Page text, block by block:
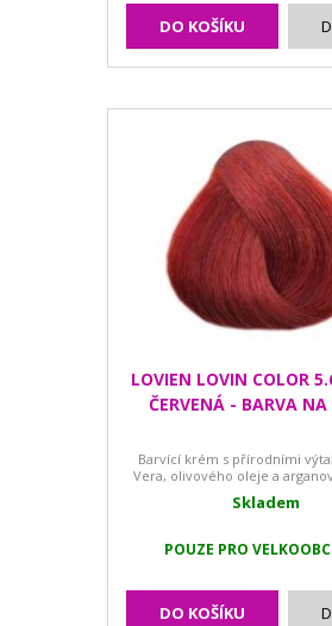
DO KOŠÍKU
LOVIEN LOVIN COLOR
ČERVENÁ - BARVA NA
Barvící krém s přírodními
Vera, olivového oleje a
Skladem
POUZE PRO
DO KOŠÍKU